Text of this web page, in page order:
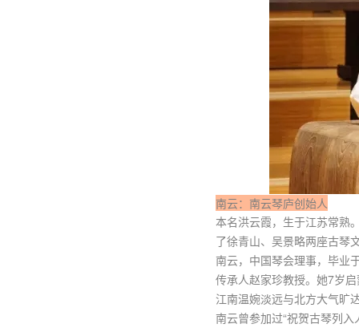
南云：南云琴庐创始人
本名洪云霞，生于江苏常熟
了徐青山、吴景略两座古琴
南云，中国琴会理事，毕业
传承人赵家珍教授。她7岁
江南温婉淡远与北方大气旷
南云曾参加过“祝贺古琴列